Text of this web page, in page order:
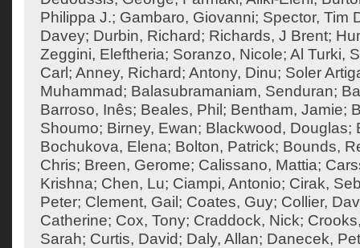
Philippa J.; Gambaro, Giovanni; Spector, Tim
Davey; Durbin, Richard; Richards, J Brent;
Zeggini, Eleftheria; Soranzo, Nicole; Al Turki,
Carl ; Anney, Richard; Antony, Dinu; Soler
Muhammad; Balasubramaniam, Senduran;
Barroso, Inês; Beales, Phil ; Bentham, Jamie;
Shoumo; Birney, Ewan; Blackwood, Douglas;
Bochukova, Elena; Bolton, Patrick; Bounds,
Chris; Breen, Gerome; Calissano, Mattia;
Krishna; Chen, Lu; Ciampi, Antonio; Cirak,
Peter; Clement, Gail ; Coates, Guy; Collier,
Catherine; Cox, Tony; Craddock, Nick;
Sarah; Curtis, David; Daly, Allan; Danecek,